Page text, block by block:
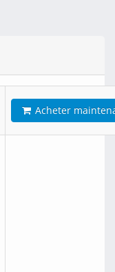
Acheter